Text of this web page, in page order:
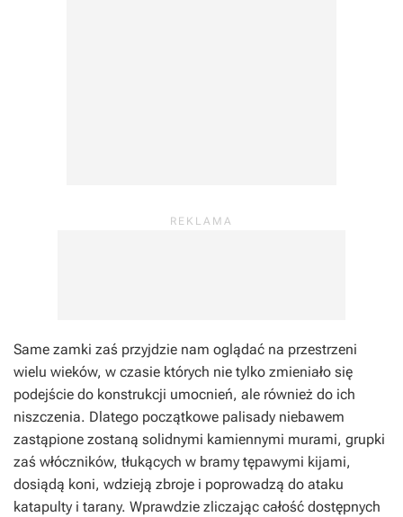
Same zamki zaś przyjdzie nam oglądać na przestrzeni
wielu wieków, w czasie których nie tylko zmieniało się
podejście do konstrukcji umocnień, ale również do ich
niszczenia. Dlatego początkowe palisady niebawem
zastąpione zostaną solidnymi kamiennymi murami, grupki
zaś włóczników, tłukących w bramy tępawymi kijami,
dosiądą koni, wdzieją zbroje i poprowadzą do ataku
katapulty i tarany. Wprawdzie zliczając całość dostępnych